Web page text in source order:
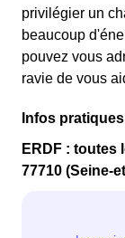
privilégier un
beaucoup
pouvez vous
ravie de vous
Infos
ERDF : toutes
77710 (Seine-